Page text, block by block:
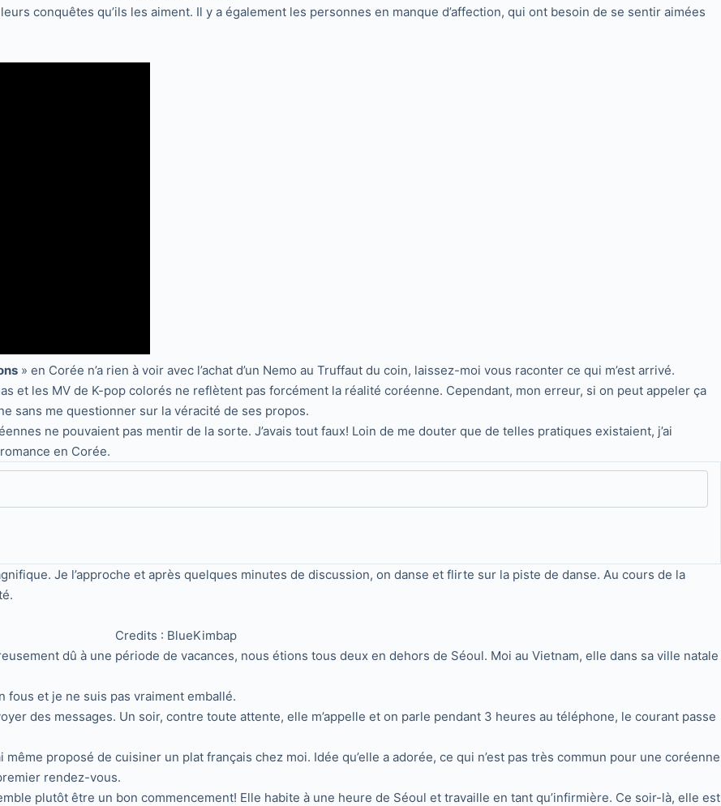
conquêtes qu’ils les aiment. Il y a également les personnes en manque d’affection, qui ont besoin de se sentir aimées
» en Corée n’a rien à voir avec l’achat d’un Nemo au Truffaut du coin, laissez-moi vous raconter ce qui m’est arrivé.
et les MV de K-pop colorés ne reflètent pas forcément la réalité coréenne. Cependant, mon erreur, si on peut appeler ça
sans me questionner sur la véracité de ses propos.
ne pouvaient pas mentir de la sorte. J’avais tout faux! Loin de me douter que de telles pratiques existaient, j’ai
en Corée.
Je l’approche et après quelques minutes de discussion, on danse et flirte sur la piste de danse. Au cours de la
Credits : BlueKimbap
dû à une période de vacances, nous étions tous deux en dehors de Séoul. Moi au Vietnam, elle dans sa ville natale
fous et je ne suis pas vraiment emballé.
des messages. Un soir, contre toute attente, elle m’appelle et on parle pendant 3 heures au téléphone, le courant passe
proposé de cuisiner un plat français chez moi. Idée qu’elle a adorée, ce qui n’est pas très commun pour une coréenne
rendez-vous.
plutôt être un bon commencement! Elle habite à une heure de Séoul et travaille en tant qu’infirmière. Ce soir-là, elle est